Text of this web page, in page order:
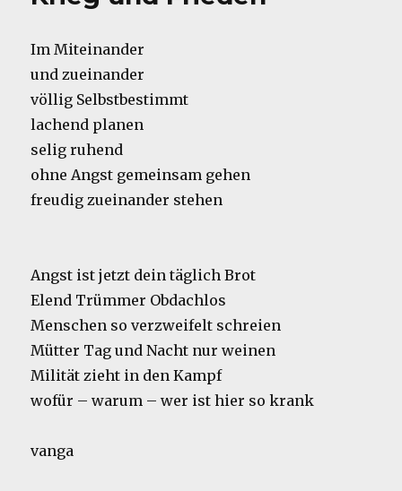
Im Miteinander
und zueinander
völlig Selbstbestimmt
lachend planen
selig ruhend
ohne Angst gemeinsam gehen
freudig zueinander stehen
Angst ist jetzt dein täglich Brot
Elend Trümmer Obdachlos
Menschen so verzweifelt schreien
Mütter Tag und Nacht nur weinen
Milität zieht in den Kampf
wofür – warum – wer ist hier so krank
vanga